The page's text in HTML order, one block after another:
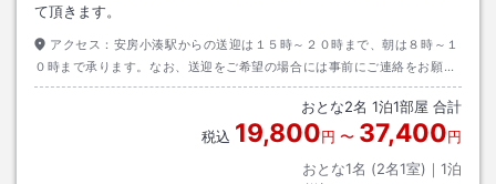
て頂きます。
アクセス： 安房小湊駅からの送迎は１５時～２０時まで、朝は８時～１
０時まで承ります。なお、送迎をご希望の場合には事前にご連絡をお願い
いたします。
おとな2名 1泊1部屋 合計
税込 19,800円 〜 37,400円
おとな1名 (2名1室)｜ 1泊